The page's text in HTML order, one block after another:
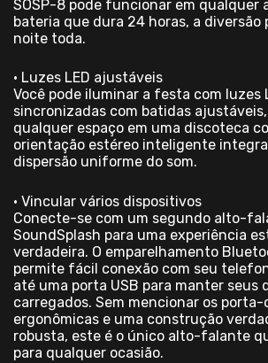
SOSP-8 pode funcionar em qualquer
bateria que dura 24 horas, a diversão
noite toda.
• Luzes LED ajustáveis
Você pode iluminar a festa com luzes
sincronizadas com batidas
qualquer espaço em uma discoteca
orientação estéreo inteligente
dispersão uniforme do som.
• Vincular vários dispositivos
Conecte-se com um segundo alto-
SoundSplash para uma experiência
verdadeira. O emparelhamento
permite fácil conexão com seu
até uma porta USB para manter seus
carregados. Sem mencionar os porta-
ergonômicas e uma construção
robusta, este é o único alto-falante
para qualquer ocasião.